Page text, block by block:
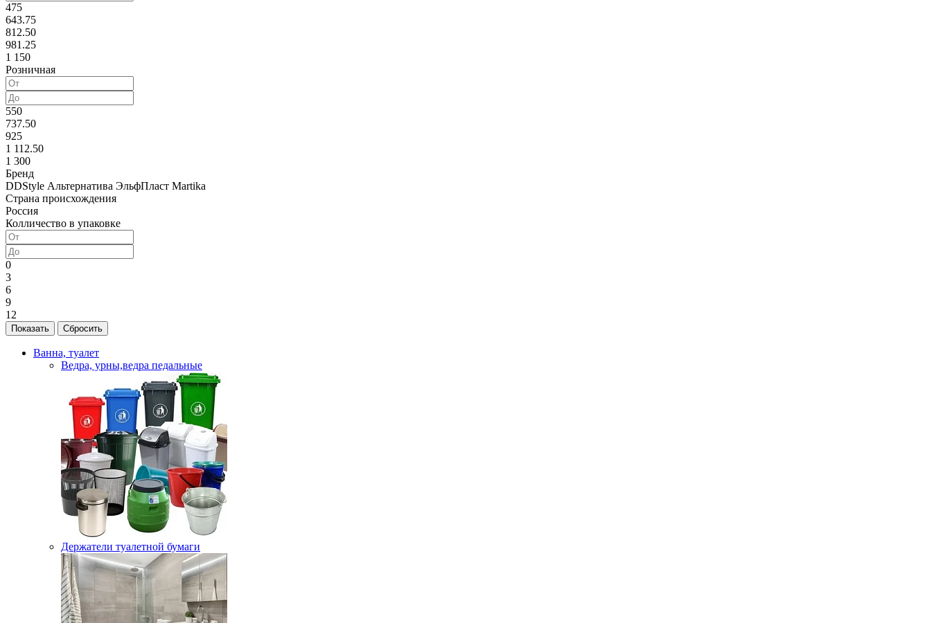
475
643.75
812.50
981.25
1 150
Розничная
550
737.50
925
1 112.50
1 300
Бренд
DDStyle Альтернатива ЭльфПласт Martika
Страна происхождения
Россия
Колличество в упаковке
0
3
6
9
12
Ванна, туалет
Ведра, урны,ведра педальные
Держатели туалетной бумаги